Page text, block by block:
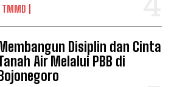
TMMD
Membangun Disiplin dan Cinta
Air Melalui PBB di
Bojonegoro